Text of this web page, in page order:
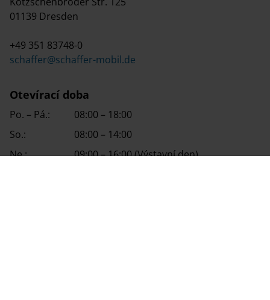
01139 Dresden
+49 351 83748-0
schaffer@schaffer-mobil.de
Otevírací doba
Po. – Pá.:
08:00 – 18:00
So.:
08:00 – 14:00
Ne.:
09:00 – 16:00 (Výstavní den)